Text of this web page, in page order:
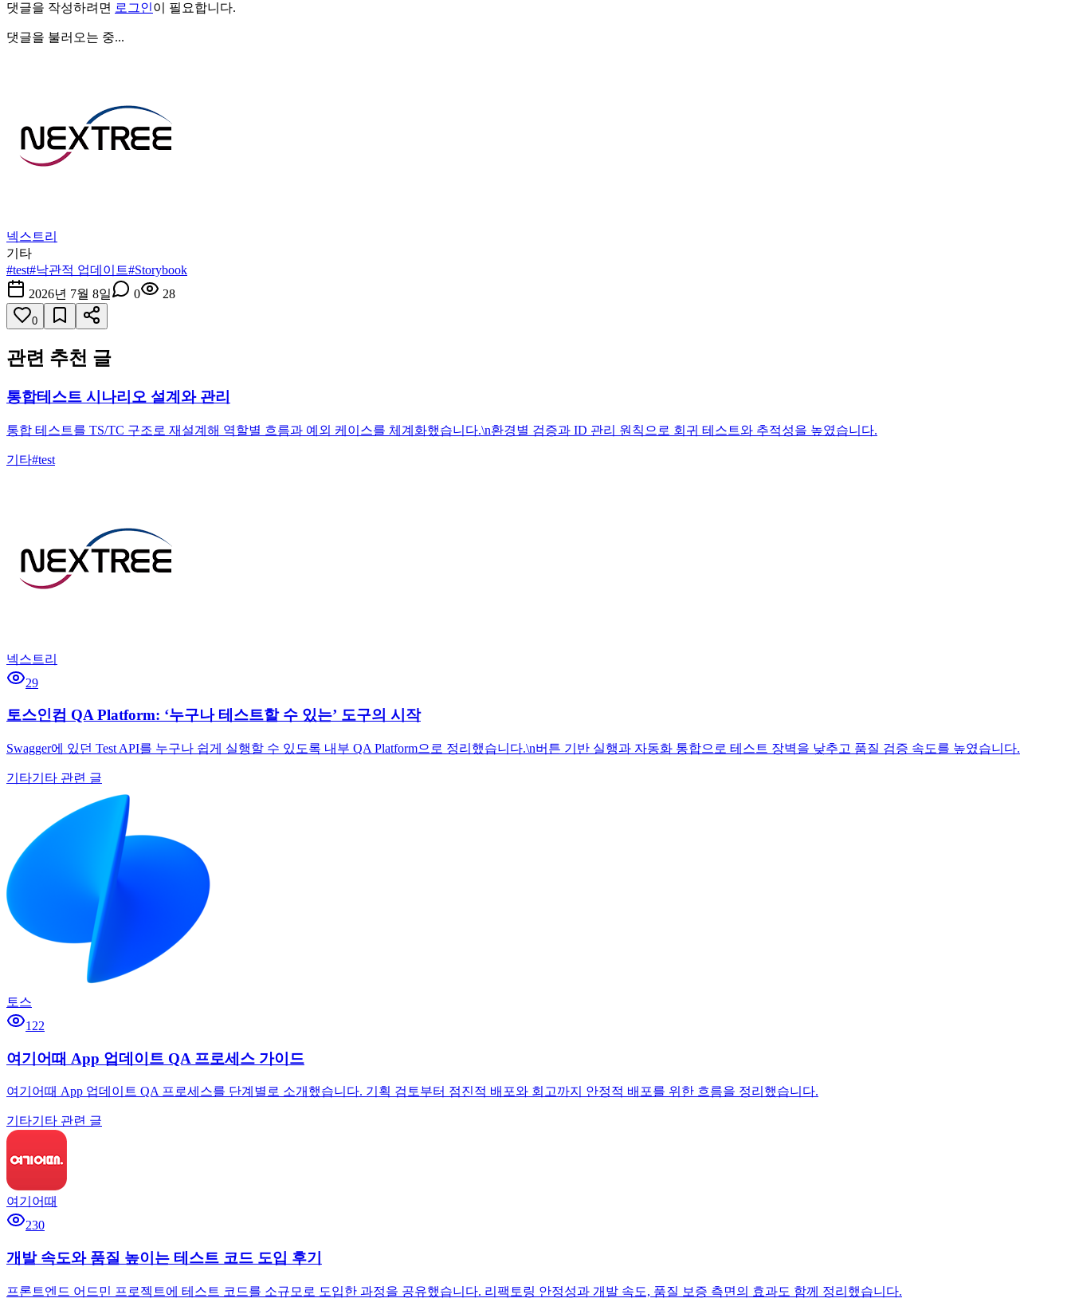
댓글을 작성하려면 로그인이 필요합니다.
댓글을 불러오는 중...
넥스트리
기타
#test#낙관적 업데이트#Storybook
2026년 7월 8일
0 28
0
관련 추천 글
통합테스트 시나리오 설계와 관리
통합 테스트를 TS/TC 구조로 재설계해 역할별 흐름과 예외 케이스를 체계화했습니다.\n환경별 검증과 ID 관리 원칙으로 회귀 테스트와 추적성을 높였습니다.
기타#test
넥스트리
29
토스인컴 QA Platform: ‘누구나 테스트할 수 있는’ 도구의 시작
Swagger에 있던 Test API를 누구나 쉽게 실행할 수 있도록 내부 QA Platform으로 정리했습니다.\n버튼 기반 실행과 자동화 통합으로 테스트 장벽을 낮추고 품질 검증 속도를 높였습니다.
기타기타 관련 글
토스
122
여기어때 App 업데이트 QA 프로세스 가이드
여기어때 App 업데이트 QA 프로세스를 단계별로 소개했습니다. 기획 검토부터 점진적 배포와 회고까지 안정적 배포를 위한 흐름을 정리했습니다.
기타기타 관련 글
여기어때
230
개발 속도와 품질 높이는 테스트 코드 도입 후기
프론트엔드 어드민 프로젝트에 테스트 코드를 소규모로 도입한 과정을 공유했습니다. 리팩토링 안정성과 개발 속도, 품질 보증 측면의 효과도 함께 정리했습니다.